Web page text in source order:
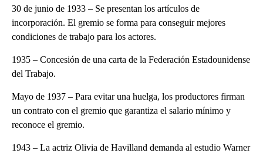
30 de junio de 1933 – Se presentan los artículos de
incorporación. El gremio se forma para conseguir mejores
condiciones de trabajo para los actores.
1935 – Concesión de una carta de la Federación Estadounidense
del Trabajo.
Mayo de 1937 – Para evitar una huelga, los productores firman
un contrato con el gremio que garantiza el salario mínimo y
reconoce el gremio.
1943 – La actriz Olivia de Havilland demanda al estudio Warner